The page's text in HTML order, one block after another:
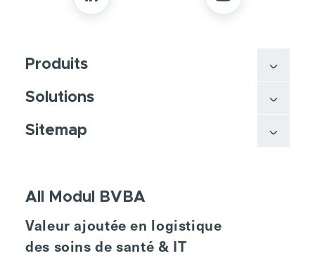
Produits
Solutions
Sitemap
All Modul BVBA
Valeur ajoutée en logistique
des soins de santé & IT